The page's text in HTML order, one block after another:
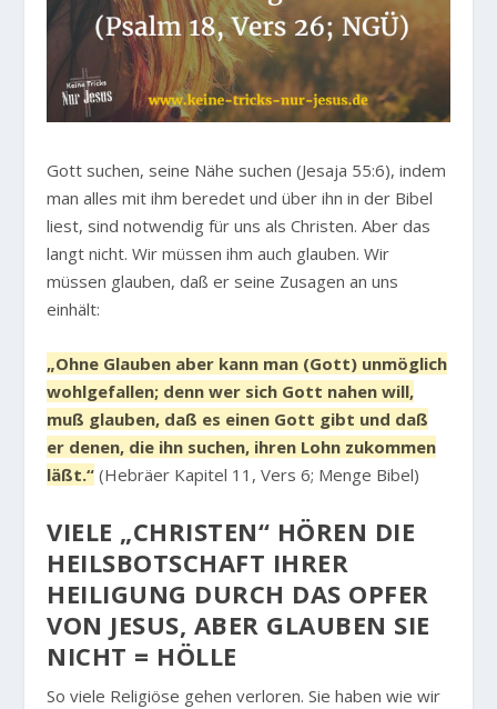
Gott suchen, seine Nähe suchen (Jesaja 55:6), indem
man alles mit ihm beredet und über ihn in der Bibel
liest, sind notwendig für uns als Christen. Aber das
langt nicht. Wir müssen ihm auch glauben. Wir
müssen glauben, daß er seine Zusagen an uns
einhält:
„Ohne Glauben aber kann man (Gott) unmöglich
wohlgefallen; denn wer sich Gott nahen will,
muß glauben, daß es einen Gott gibt und daß
er denen, die ihn suchen, ihren Lohn zukommen
läßt.“ (Hebräer Kapitel 11, Vers 6; Menge Bibel)
VIELE „CHRISTEN“ HÖREN DIE
HEILSBOTSCHAFT IHRER
HEILIGUNG DURCH DAS OPFER
VON JESUS, ABER GLAUBEN SIE
NICHT = HÖLLE
So viele Religiöse gehen verloren. Sie haben wie wir